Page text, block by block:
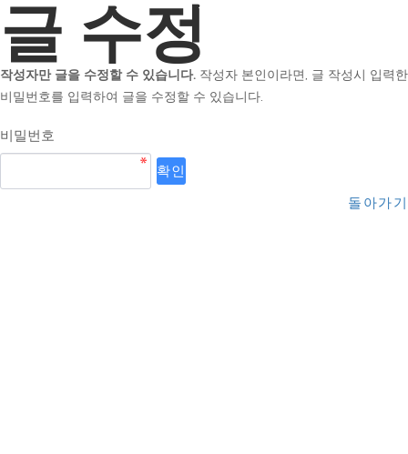
글 수정
작성자만 글을 수정할 수 있습니다. 작성자 본인이라면, 글 작성시 입력한
비밀번호를 입력하여 글을 수정할 수 있습니다.
비밀번호
돌아가기